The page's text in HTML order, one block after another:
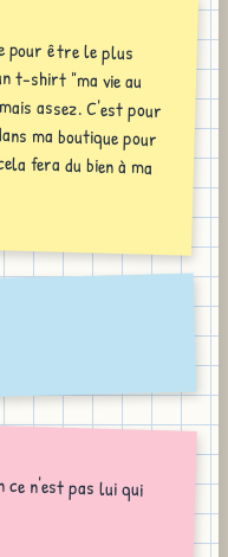
pour être le plus
t-shirt "ma vie au
assez. C'est pour
ma boutique pour
fera du bien à ma
ce n'est pas lui qui